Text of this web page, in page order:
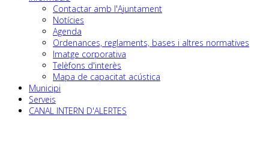
Contactar amb l'Ajuntament
Notícies
Agenda
Ordenances, reglaments, bases i altres normatives
Imatge corporativa
Telèfons d'interès
Mapa de capacitat acústica
Municipi
Serveis
CANAL INTERN D'ALERTES